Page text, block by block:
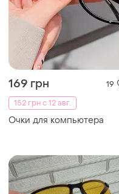
169 грн
19
152 грн с 12 авг.
Очки для компьютера